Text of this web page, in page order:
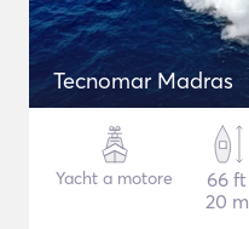
Tecnomar Madras
Yacht a motore
66 ft
20 m